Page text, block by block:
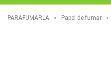
PARAFUMARLA Papel de fumar